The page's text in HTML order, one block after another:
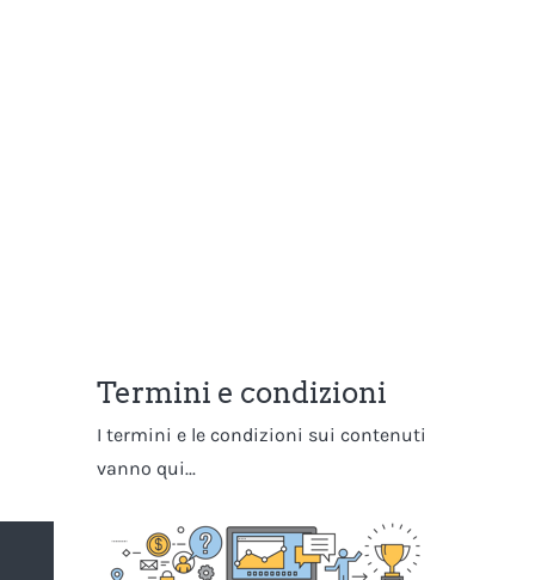
Termini e condizioni
I termini e le condizioni sui contenuti
vanno qui...